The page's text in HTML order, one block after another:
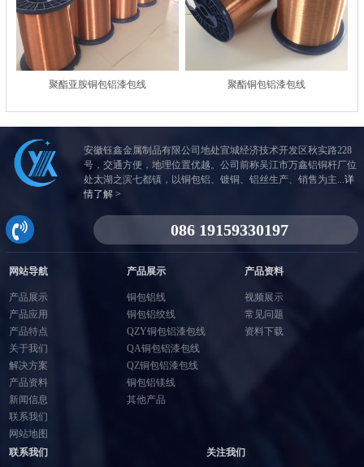
聚酯亚胺铜包铝漆包线 聚酯铜包铝漆包线
安徽钰鑫金属制品有限公司地处宣城经济技术开发区秋实路228
号，交通方便，地理位置优越。公司前称吴江市万鑫铝铜杆厂位
处太湖之滨七都镇，以铜包铝、镀铜、铝丝生产、销售为主... 详
情了解 >
网站导航
产品展示
产品应用
产品特点
关于我们
解决方案
产品资料
新闻信息
联系我们
网站地图
产品展示
铜包铝线
铜包铝绞线
QZY铜包铝漆包线
QA铜包铝漆包线
QZ铜包铝漆包线
铜包铝镁线
其他产品
产品资料
视频展示
常见问题
资料下载
联系我们 关注我们